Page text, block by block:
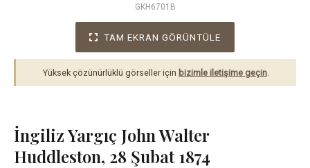
GKH6701B
TAM EKRAN GÖRÜNTÜLE
Yüksek çözünürlüklü görseller için bizimle iletişime geçin
İngiliz Yargıç John Walter
Huddleston, 28 Şubat 1874